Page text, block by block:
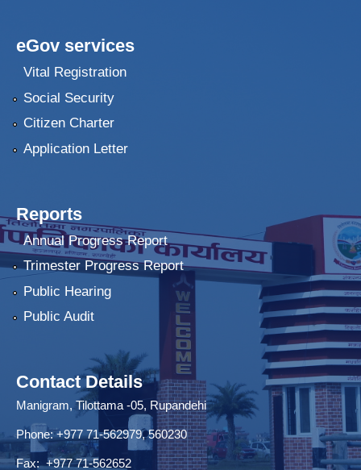
eGov services
Vital Registration
Social Security
Citizen Charter
Application Letter
Reports
Annual Progress Report
Trimester Progress Report
Public Hearing
Public Audit
Contact Details
Manigram, Tilottama -05, Rupandehi
Phone: +977 71-562979, 560230
Fax: +977 71-562652